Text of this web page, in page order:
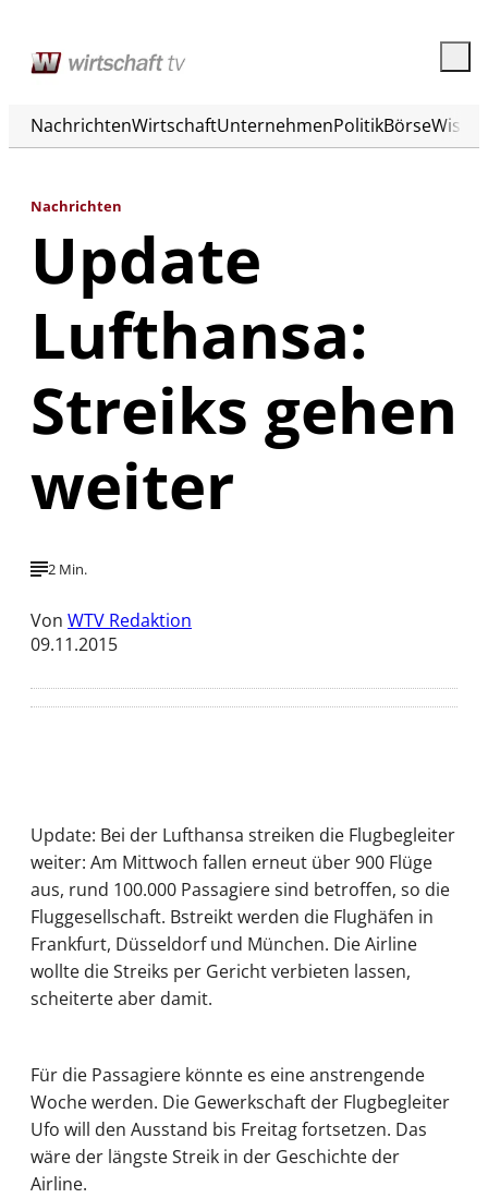
NachrichtenWirtschaftUnternehmenPolitikBörse
Nachrichten
Update
Lufthansa:
Streiks gehen
weiter
2 Min.
Von WTV Redaktion
09.11.2015
Update: Bei der Lufthansa streiken die Flugbegleiter
weiter: Am Mittwoch fallen erneut über 900 Flüge
aus, rund 100.000 Passagiere sind betroffen, so die
Fluggesellschaft. Bstreikt werden die Flughäfen in
Frankfurt, Düsseldorf und München. Die Airline
wollte die Streiks per Gericht verbieten lassen,
scheiterte aber damit.
Für die Passagiere könnte es eine anstrengende
Woche werden. Die Gewerkschaft der Flugbegleiter
Ufo will den Ausstand bis Freitag fortsetzen. Das
wäre der längste Streik in der Geschichte der
Airline.